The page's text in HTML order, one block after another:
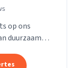
op ons
duurzaam
en